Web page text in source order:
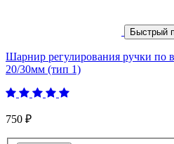
Быстрый
Шарнир регулирования ручки по
20/30мм (тип 1)
750 ₽